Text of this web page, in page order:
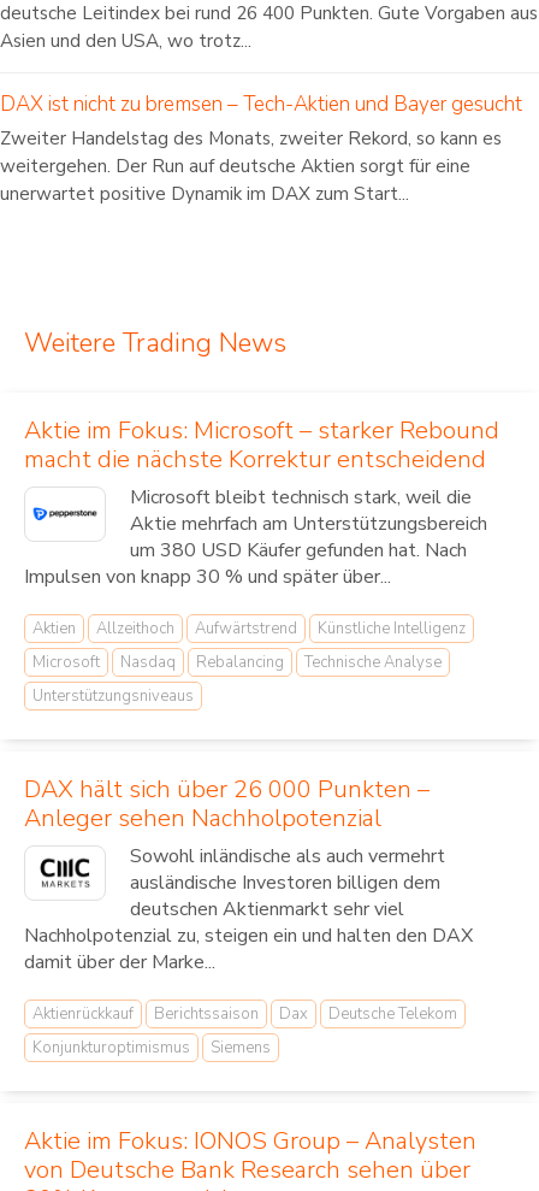
deutsche Leitindex bei rund 26 400 Punkten. Gute Vorgaben aus
Asien und den USA, wo trotz...
DAX ist nicht zu bremsen – Tech-Aktien und Bayer gesucht
Zweiter Handelstag des Monats, zweiter Rekord, so kann es
weitergehen. Der Run auf deutsche Aktien sorgt für eine
unerwartet positive Dynamik im DAX zum Start...
Weitere Trading News
Aktie im Fokus: Microsoft – starker Rebound
macht die nächste Korrektur entscheidend
Microsoft bleibt technisch stark, weil die
Aktie mehrfach am Unterstützungsbereich
um 380 USD Käufer gefunden hat. Nach
Impulsen von knapp 30 % und später über...
Aktien Allzeithoch Aufwärtstrend
Künstliche Intelligenz
Microsoft
Nasdaq Rebalancing
Technische Analyse
Unterstützungsniveaus
DAX hält sich über 26 000 Punkten –
Anleger sehen Nachholpotenzial
Sowohl inländische als auch vermehrt
ausländische Investoren billigen dem
deutschen Aktienmarkt sehr viel
Nachholpotenzial zu, steigen ein und halten den DAX
damit über der Marke...
Aktienrückkauf Berichtssaison Dax
Deutsche Telekom
Konjunkturoptimismus
Siemens
Aktie im Fokus: IONOS Group – Analysten
von Deutsche Bank Research sehen über